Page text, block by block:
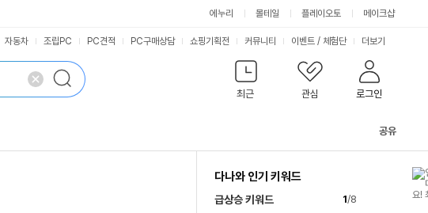
에누리 몰테일 플레이오토 메이크샵
최근 관심 로그인
자동차 조립PC PC견적 PC구매상담 쇼핑기획전 커뮤니티 이벤트 / 체험단 더보기
공유
다나와 인기 키워드
급상승 키워드 1/8